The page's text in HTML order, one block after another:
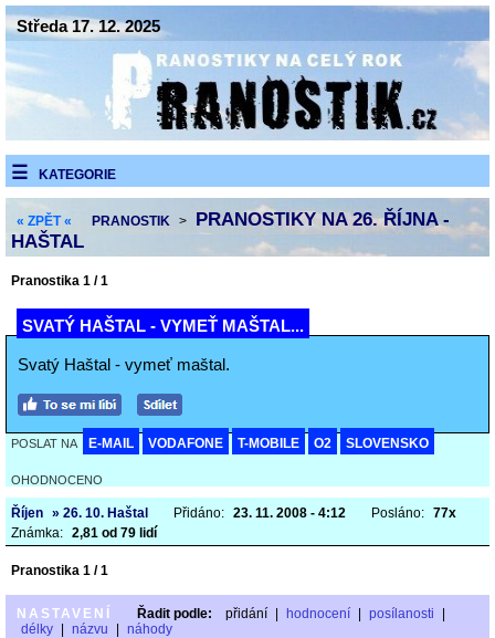
Středa 17. 12. 2025
KATEGORIE
« ZPĚT « PRANOSTIK >
PRANOSTIKY NA 26. ŘÍJNA -
HAŠTAL
Pranostika 1 / 1
SVATÝ HAŠTAL - VYMEŤ MAŠTAL...
Svatý Haštal - vymeť maštal.
POSLAT NA E-MAIL VODAFONE T-MOBILE O2 SLOVENSKO
OHODNOCENO
Říjen » 26. 10. Haštal Přidáno: 23. 11. 2008 - 4:12 Posláno: 77x
Známka: 2,81 od 79 lidí
Pranostika 1 / 1
NASTAVENÍ Řadit podle: přidání hodnocení posílanosti
délky
názvu
náhody